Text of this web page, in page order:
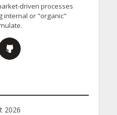
driven processes
internal or "organic"
2026